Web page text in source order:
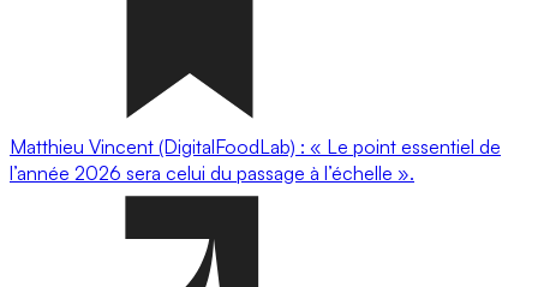
Matthieu Vincent (DigitalFoodLab) : « Le point essentiel de
l’année 2026 sera celui du passage à l’échelle ».